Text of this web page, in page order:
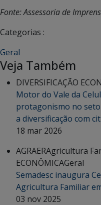
Fonte: Assessoria de
Categorias :
Geral
Veja Também
DIVERSIFICAÇÃO
Motor do Vale da
protagonismo no
a diversificação com
18 mar 2026
AGRAERAgricultura
ECONÔMICAGeral
Semadesc inaugura
Agricultura Familiar
03 nov 2025